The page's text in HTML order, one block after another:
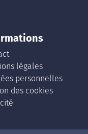
légales
personnelles
des cookies